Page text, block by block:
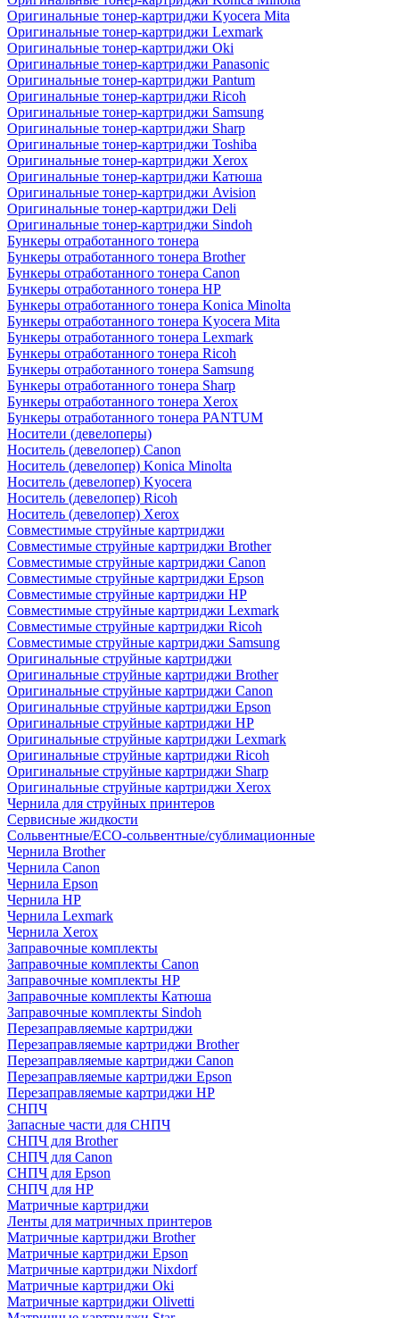
Оригинальные тонер-картриджи Kyocera Mita
Оригинальные тонер-картриджи Lexmark
Оригинальные тонер-картриджи Oki
Оригинальные тонер-картриджи Panasonic
Оригинальные тонер-картриджи Pantum
Оригинальные тонер-картриджи Ricoh
Оригинальные тонер-картриджи Samsung
Оригинальные тонер-картриджи Sharp
Оригинальные тонер-картриджи Toshiba
Оригинальные тонер-картриджи Xerox
Оригинальные тонер-картриджи Катюша
Оригинальные тонер-картриджи Avision
Оригинальные тонер-картриджи Deli
Оригинальные тонер-картриджи Sindoh
Бункеры отработанного тонера
Бункеры отработанного тонера Brother
Бункеры отработанного тонера Canon
Бункеры отработанного тонера HP
Бункеры отработанного тонера Konica Minolta
Бункеры отработанного тонера Kyocera Mita
Бункеры отработанного тонера Lexmark
Бункеры отработанного тонера Ricoh
Бункеры отработанного тонера Samsung
Бункеры отработанного тонера Sharp
Бункеры отработанного тонера Xerox
Бункеры отработанного тонера PANTUM
Носители (девелоперы)
Носитель (девелопер) Canon
Носитель (девелопер) Konica Minolta
Носитель (девелопер) Kyocera
Носитель (девелопер) Ricoh
Носитель (девелопер) Xerox
Совместимые струйные картриджи
Совместимые струйные картриджи Brother
Совместимые струйные картриджи Canon
Совместимые струйные картриджи Epson
Совместимые струйные картриджи HP
Совместимые струйные картриджи Lexmark
Совместимые струйные картриджи Ricoh
Совместимые струйные картриджи Samsung
Оригинальные струйные картриджи
Оригинальные струйные картриджи Brother
Оригинальные струйные картриджи Canon
Оригинальные струйные картриджи Epson
Оригинальные струйные картриджи HP
Оригинальные струйные картриджи Lexmark
Оригинальные струйные картриджи Ricoh
Оригинальные струйные картриджи Sharp
Оригинальные струйные картриджи Xerox
Чернила для струйных принтеров
Сервисные жидкости
Сольвентные/ECO-сольвентные/сублимационные
Чернила Brother
Чернила Canon
Чернила Epson
Чернила HP
Чернила Lexmark
Чернила Xerox
Заправочные комплекты
Заправочные комплекты Canon
Заправочные комплекты HP
Заправочные комплекты Катюша
Заправочные комплекты Sindoh
Перезаправляемые картриджи
Перезаправляемые картриджи Brother
Перезаправляемые картриджи Canon
Перезаправляемые картриджи Epson
Перезаправляемые картриджи HP
СНПЧ
Запасные части для СНПЧ
СНПЧ для Brother
СНПЧ для Canon
СНПЧ для Epson
СНПЧ для HP
Матричные картриджи
Ленты для матричных принтеров
Матричные картриджи Brother
Матричные картриджи Epson
Матричные картриджи Nixdorf
Матричные картриджи Oki
Матричные картриджи Olivetti